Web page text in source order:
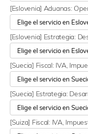
[Eslovenia] Aduanas:
[Eslovenia] Estrategia:
[Suecia] Fiscal: IVA,
[Suecia] Estrategia:
[Suiza] Fiscal: IVA,